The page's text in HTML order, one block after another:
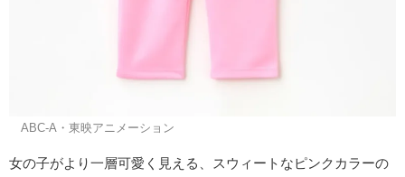
©ABC-A・東映アニメーション
女の子がより一層可愛く見える、スウィートなピンクカラーの